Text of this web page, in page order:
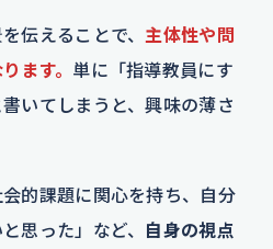
伝えることで、 主体性や問
ます。 単に「指導教員にす
いてしまうと、興味の薄さ
的課題に関心を持ち、自分
思った」など、 自身の視点